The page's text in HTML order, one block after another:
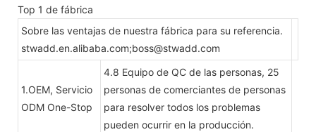
Top 1 de fábrica
Sobre las ventajas de nuestra fábrica para su referencia.
stwadd.en.alibaba.com;boss@stwadd.com
1.OEM, Servicio
ODM One-Stop
4.8 Equipo de QC de las personas, 25
personas de comerciantes de personas
para resolver todos los problemas
pueden ocurrir en la producción.